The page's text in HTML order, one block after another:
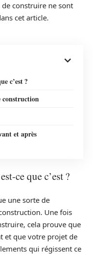
construire ne sont
cet article.
c’est ?
construction
et après
ce que c’est ?
une sorte de
Une fois
cela prouve que
et que votre projet de
qui régissent ce